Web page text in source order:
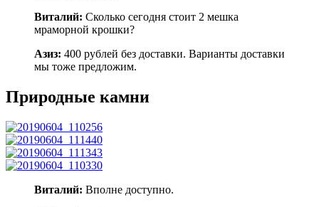
Виталий: Сколько сегодня стоит 2 мешка
мраморной крошки?
Азиз: 400 рублей без доставки. Варианты доставки
мы тоже предложим.
Природные камни
Виталий: Вполне доступно.